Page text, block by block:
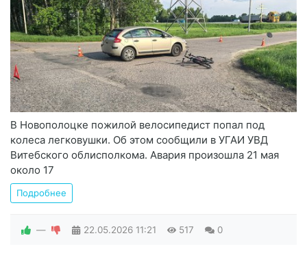
В Новополоцке пожилой велосипедист попал под
колеса легковушки. Об этом сообщили в УГАИ УВД
Витебского облисполкома. Авария произошла 21 мая
около 17
Подробнее
— 22.05.2026 11:21 517 0